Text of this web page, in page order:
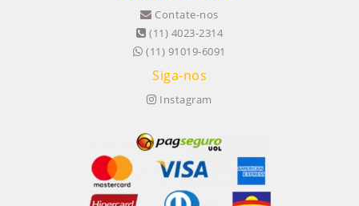
Contate-nos
(11) 4023-2314
(11) 91019-6091
Siga-nos
Instagram